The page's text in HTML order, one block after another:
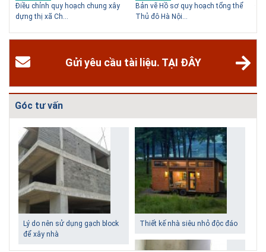
Điều chỉnh quy hoạch chung xây
dựng thị xã Ch...
Bản vẽ Hồ sơ quy hoạch tổng thể
Thủ đô Hà Nội...
Gửi yêu cầu tài liệu. TẠI ĐÂY
Góc tư vấn
Giải pháp xử lý thấm chân
tường
Biệt thự phố có bể bơi làm